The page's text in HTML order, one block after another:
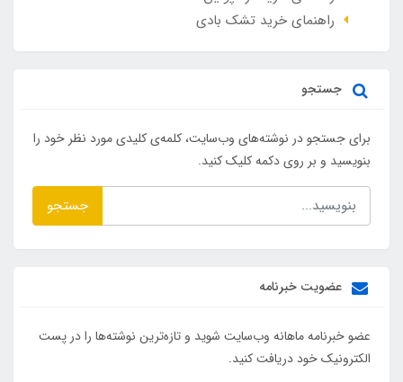
راهنمای خرید تشک بادی
جستجو
برای جستجو در نوشته‌های وب‌سایت، کلمه‌ی کلیدی مورد نظر خود را
بنویسید و بر روی دکمه کلیک کنید.
جستجو
عضویت خبرنامه
عضو خبرنامه ماهانه وب‌سایت شوید و تازه‌ترین نوشته‌ها را در پست
الکترونیک خود دریافت کنید.